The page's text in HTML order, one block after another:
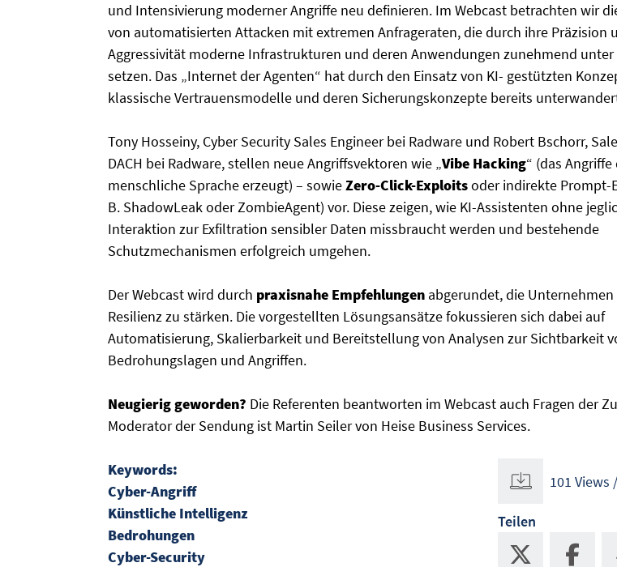
und Intensivierung moderner Angriffe neu definieren. Im Webcast betrachten wir
von automatisierten Attacken mit extremen Anfrageraten, die durch ihre Präzision
Aggressivität moderne Infrastrukturen und deren Anwendungen zunehmend unter
setzen. Das „Internet der Agenten“ hat durch den Einsatz von KI- gestützten
klassische Vertrauensmodelle und deren Sicherungskonzepte bereits
Tony Hosseiny, Cyber Security Sales Engineer bei Radware und Robert Bschorr,
DACH bei Radware, stellen neue Angriffsvektoren wie „Vibe Hacking“ (das
menschliche Sprache erzeugt) – sowieZero-Click-Exploitsoder indirekte Prompt-
B. ShadowLeak oder ZombieAgent) vor. Diese zeigen, wie KI-Assistenten ohne
Interaktion zur Exfiltration sensibler Daten missbraucht werden und bestehende
Schutzmechanismen erfolgreich umgehen.
Der Webcast wird durch praxisnahe Empfehlungen abgerundet, die
Resilienz zu stärken. Die vorgestellten Lösungsansätze fokussieren sich dabei auf
Automatisierung, Skalierbarkeit und Bereitstellung von Analysen zur Sichtbarkeit
Bedrohungslagen und Angriffen.
Neugierig geworden? Die Referenten beantworten im Webcast auch Fragen der
Moderator der Sendung ist Martin Seiler von Heise Business Services.
Keywords:
Cyber-Angriff
Künstliche Intelligenz
Bedrohungen
Cyber-Security
101
Teilen